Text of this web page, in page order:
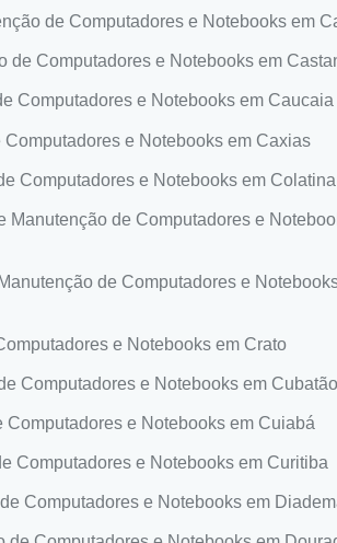
de Computadores e Notebooks em
de Computadores e Notebooks em
Computadores e Notebooks em Caucaia
e Notebooks em Caxias
Computadores e Notebooks em Colatina
Manutenção de Computadores e
de Computadores e
e Notebooks em Crato
Computadores e Notebooks em Cubatão
Computadores e Notebooks em Cuiabá
Computadores e Notebooks em Curitiba
Computadores e Notebooks em